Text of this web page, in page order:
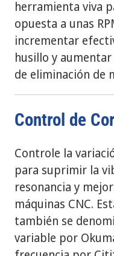
herramienta viva
opuesta a unas
incrementar
husillo y
de eliminación de
Control de
Controle la
para suprimir la
resonancia y
máquinas CNC.
también se
variable por